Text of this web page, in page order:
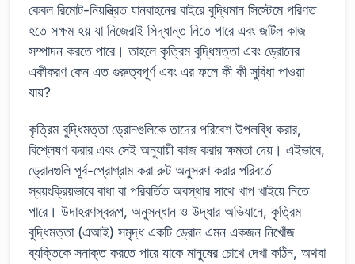
কেবল রিমোট-নিয়ন্ত্রিত যানবাহনের বাইরে বুদ্ধিমান সিস্টেমে পরিণত
হতে সক্ষম হয় যা নিজেরাই সিদ্ধান্ত নিতে পারে এবং জটিল কাজ
সম্পাদন করতে পারে। তাহলে কৃত্রিম বুদ্ধিমত্তা এবং ড্রোনের
একীকরণ কেন এত গুরুত্বপূর্ণ এবং এর ফলে কী কী সুবিধা পাওয়া
যায়?
কৃত্রিম বুদ্ধিমত্তা ড্রোনগুলিকে তাদের পরিবেশ উপলব্ধি করার,
বিশ্লেষণ করার এবং সেই অনুযায়ী কাজ করার ক্ষমতা দেয়। এইভাবে,
ড্রোনগুলি পূর্ব-প্রোগ্রাম করা রুট অনুসরণ করার পরিবর্তে
স্বয়ংক্রিয়ভাবে বাধা বা পরিবর্তিত অবস্থার সাথে খাপ খাইয়ে নিতে
পারে। উদাহরণস্বরূপ, অনুসন্ধান ও উদ্ধার অভিযানে, কৃত্রিম
বুদ্ধিমত্তা (এআই) সমৃদ্ধ একটি ড্রোন এমন একজন নিখোঁজ
ব্যক্তিকে সনাক্ত করতে পারে যাকে মানুষের চোখে দেখা কঠিন, অথবা